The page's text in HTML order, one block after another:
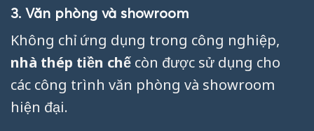
3. Văn phòng và showroom
Không chỉ ứng dụng trong công nghiệp,
nhà thép tiền chế còn được sử dụng cho
các công trình văn phòng và showroom
hiện đại.